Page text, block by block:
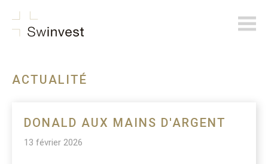
ACTUALITÉ
DONALD AUX MAINS D'ARGENT
13 février 2026